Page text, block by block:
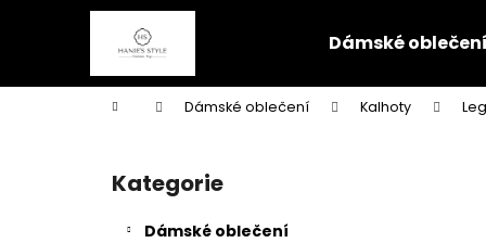
Dámské oblečení
Domů Dámské oblečení Kalhoty
Přeskočit
kategorie
Kategorie
Dámské oblečení
í
do
do